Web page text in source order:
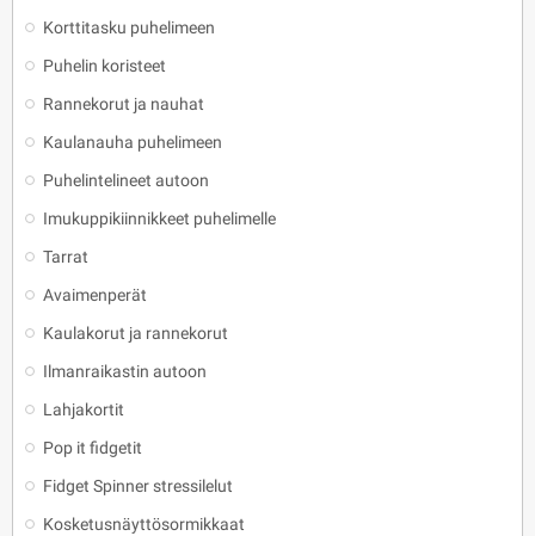
Korttitasku puhelimeen
Puhelin koristeet
Rannekorut ja nauhat
Kaulanauha puhelimeen
Puhelintelineet autoon
Imukuppikiinnikkeet puhelimelle
Tarrat
Avaimenperät
Kaulakorut ja rannekorut
Ilmanraikastin autoon
Lahjakortit
Pop it fidgetit
Fidget Spinner stressilelut
Kosketusnäyttösormikkaat